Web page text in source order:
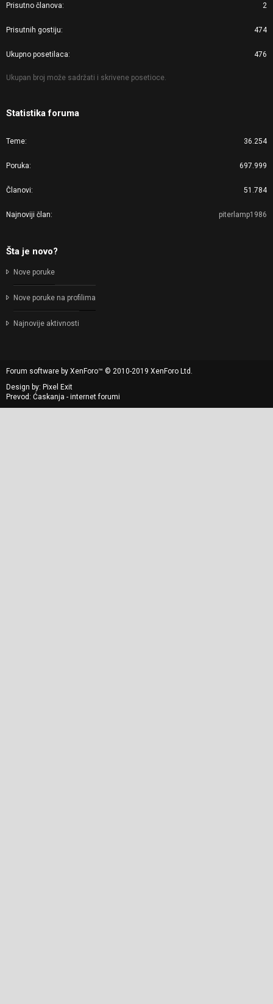
Prisutno članova 2
Prisutnih gostiju 474
Ukupno posetilaca 476
Ukupan broj može sadržati i skrivene posetioce.
Statistika foruma
Teme 36.254
Poruka 697.999
Članovi 51.784
Najnoviji član piterlamp1986
Šta je novo?
Nove poruke
Nove poruke na profilima
Najnovije aktivnosti
Forum software by XenForo™ © 2010-2019 XenForo Ltd.
Design by: Pixel Exit
Prevod: Ćaskanja - internet forumi